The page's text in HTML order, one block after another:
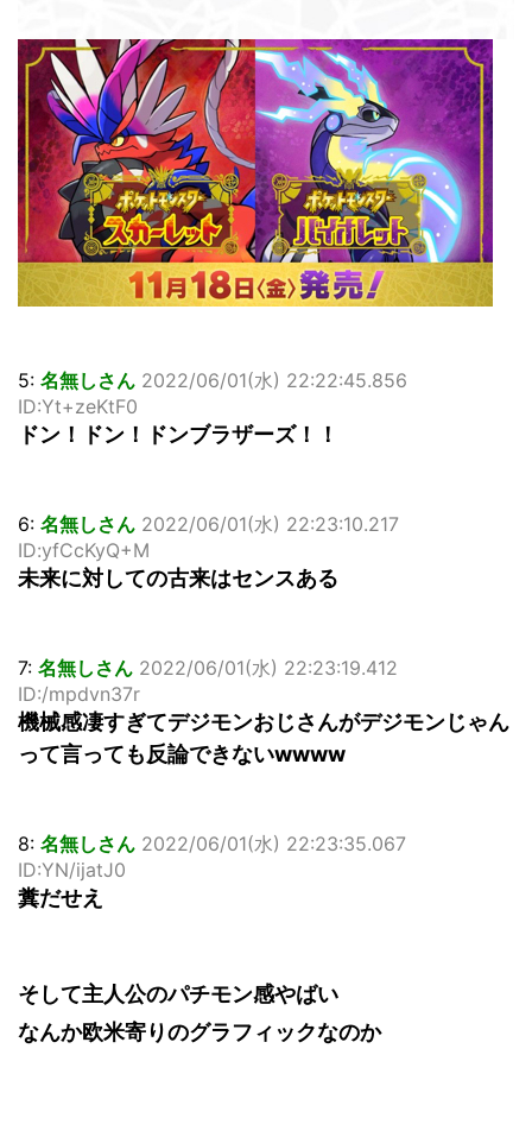
5: 名無しさん 2022/06/01(水) 22:22:45.856
ID:Yt+zeKtF0
ドン！ドン！ドンブラザーズ！！
6: 名無しさん 2022/06/01(水) 22:23:10.217
ID:yfCcKyQ+M
未来に対しての古来はセンスある
7: 名無しさん 2022/06/01(水) 22:23:19.412
ID:/mpdvn37r
機械感凄すぎてデジモンおじさんがデジモンじゃん
って言っても反論できないwwww
8: 名無しさん 2022/06/01(水) 22:23:35.067
ID:YN/ijatJ0
糞だせえ
そして主人公のパチモン感やばい
なんか欧米寄りのグラフィックなのか